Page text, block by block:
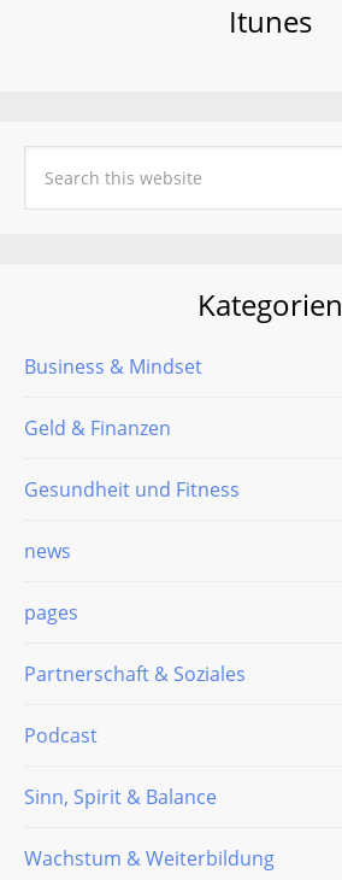
Itunes
Kategorien
Business & Mindset
Geld & Finanzen
Gesundheit und Fitness
news
pages
Partnerschaft & Soziales
Podcast
Sinn, Spirit & Balance
Wachstum & Weiterbildung